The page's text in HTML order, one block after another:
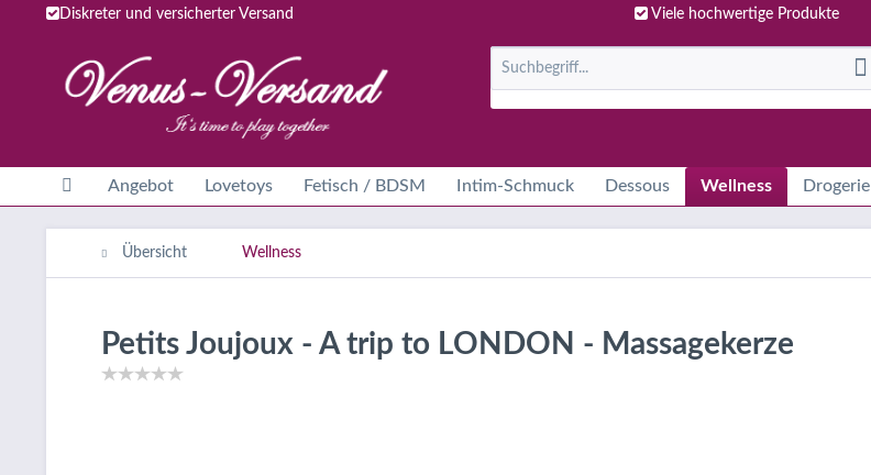
Diskreter und versicherter Versand Viele hochwertige Produkte
Angebot Lovetoys Fetisch / BDSM Intim-Schmuck Dessous Wellness Drogerie
Übersicht Wellness
Petits Joujoux - A trip to LONDON - Massagekerze